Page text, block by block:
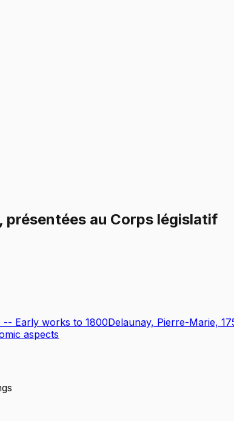
au Corps législatif
Early works to 1800Delaunay, Pierre-Marie,
aspects